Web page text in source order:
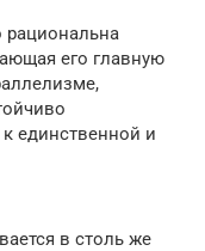
его главную
единственной и
в столь же